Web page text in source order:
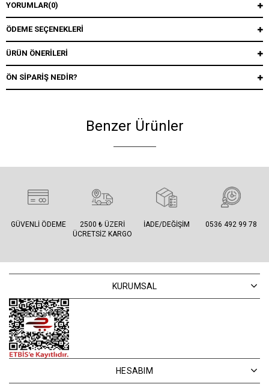
YORUMLAR(0)
ÖDEME SEÇENEKLERI
ÜRÜN ÖNERILERI
ÖN SIPARIŞ NEDIR?
Benzer Ürünler
GÜVENLI ÖDEME
2500 ₺ ÜZERI
ÜCRETSIZ KARGO
İADE/DEĞIŞIM 0536 492 99 78
KURUMSAL
HESABIM